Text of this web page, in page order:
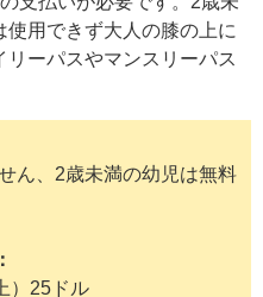
用できず大人の膝の上に
ーパスやマンスリーパス
ん、2歳未満の幼児は無料
）25ドル